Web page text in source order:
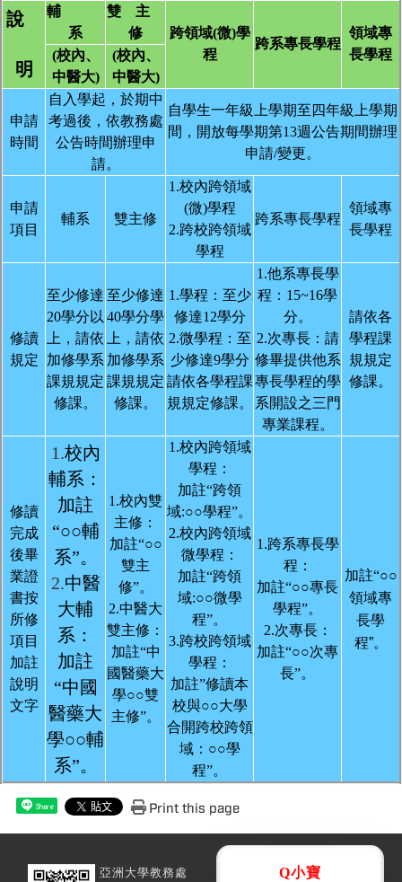
說
明
輔
系
雙 主
修
跨領域(微)學
程
跨系專長學程
領域專
長學程
(校內、
中醫大)
(校內、
中醫大)
申請
時間
自入學起，於期中
考過後，依教務處
公告時間辦理申
請。
自學生一年級上學期至四年級上學期
間，開放每學期第13週公告期間辦理
申請/變更。
申請
項目
輔系 雙主修
1.校內跨領域
(微)學程
2.跨校跨領域
學程
跨系專長學程
領域專
長學程
修讀
規定
至少修達
20學分以
上，請依
加修學系
課規規定
修課。
至少修達
40學分學
上，請依
加修學系
課規規定
修課。
1.學程：至少
修達12學分
2.微學程：至
少修達9學分
請依各學程課
規規定修課。
1.他系專長學
程：15~16學
分。
2.次專長：請
修畢提供他系
專長學程的學
系開設之三門
專業課程。
請依各
學程課
規規定
修課。
修讀
完成
後畢
業證
書按
所修
項目
加註
說明
文字
1.校內
輔系：
加註
“○○輔
系”。
2.中醫
大輔
系：
加註
“中國
醫藥大
學○○輔
系”。
1.校內雙
主修：
加註“○○
雙主
修”。
2.中醫大
雙主修：
加註“中
國醫藥大
學○○雙
主修”。
1.校內跨領域
學程：
加註“跨領
域:○○學程”。
2.校內跨領域
微學程：
加註“跨領
域:○○微學
程”。
3.跨校跨領域
學程：
加註”修讀本
校與○○大學
合開跨校跨領
域：○○學
程”。
1.跨系專長學
程：
加註“○○專長
學程”。
2.次專長：
加註“○○次專
長”。
加註“○○
領域專
長學
程”。
Share Print this page
亞洲大學教務處
Q小寶